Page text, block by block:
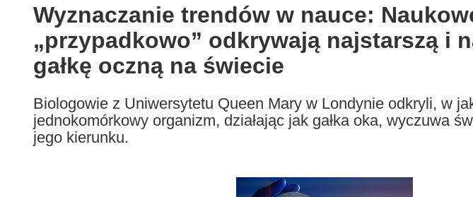
the
following
languages:
Wyznaczanie trendów w nauce:
„przypadkowo” odkrywają najstarszą i
gałkę oczną na świecie
Biologowie z Uniwersytetu Queen Mary w Londynie odkryli, w
jednokomórkowy organizm, działając jak gałka oka, wyczuwa
jego kierunku.